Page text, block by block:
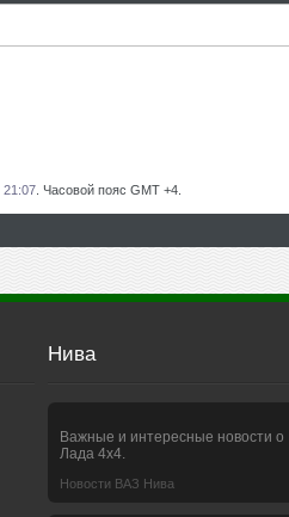
21:07 . Часовой пояс GMT +4.
Нива
Важные и интересные новости о
Лада 4х4.
Новости ВАЗ Нива